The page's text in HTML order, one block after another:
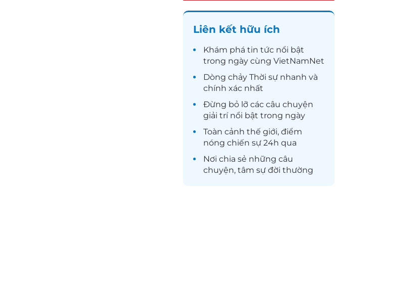
Liên kết hữu ích
Khám phá tin tức nổi bật
trong ngày cùng VietNamNet
Dòng chảy Thời sự nhanh và
chính xác nhất
Đừng bỏ lỡ các câu chuyện
giải trínổi bật trong ngày
Toàn cảnh thế giới, điểm
nóng chiến sự 24h qua
Nơi chia sẻ những câu
chuyện, tâm sự đời thường